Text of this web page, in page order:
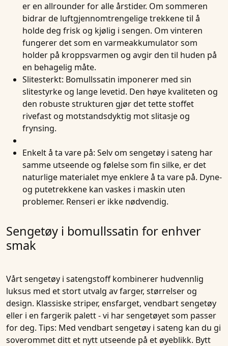
er en allrounder for alle årstider. Om sommeren
bidrar de luftgjennomtrengelige trekkene til å
holde deg frisk og kjølig i sengen. Om vinteren
fungerer det som en varmeakkumulator som
holder på kroppsvarmen og avgir den til huden på
en behagelig måte.
Slitesterkt: Bomullssatin imponerer med sin
slitestyrke og lange levetid. Den høye kvaliteten og
den robuste strukturen gjør det tette stoffet
rivefast og motstandsdyktig mot slitasje og
frynsing.
Enkelt å ta vare på: Selv om sengetøy i sateng har
samme utseende og følelse som fin silke, er det
naturlige materialet mye enklere å ta vare på. Dyne-
og putetrekkene kan vaskes i maskin uten
problemer. Renseri er ikke nødvendig.
Sengetøy i bomullssatin for enhver
smak
Vårt sengetøy i satengstoff kombinerer hudvennlig
luksus med et stort utvalg av farger, størrelser og
design. Klassiske striper, ensfarget, vendbart sengetøy
eller i en fargerik palett - vi har sengetøyet som passer
for deg. Tips: Med vendbart sengetøy i sateng kan du gi
soverommet ditt et nytt utseende på et øyeblikk. Bytt